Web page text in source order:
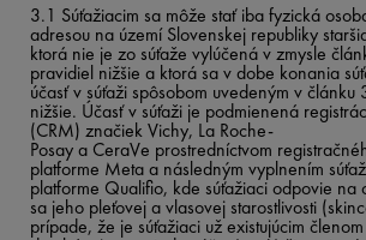
3.1 Súťažiacim sa môže stať iba fyzická
adresou na území Slovenskej republiky
ktorá nie je zo súťaže vylúčená v zmysle
pravidiel nižšie a ktorá sa v dobe konania
účasť v súťaži spôsobom uvedeným v
nižšie. Účasť v súťaži je podmienená
(CRM) značiek Vichy, La Roche-
Posay a CeraVe prostredníctvom
platforme Meta a následným vyplnením
platforme Qualifio, kde súťažiaci odpovie na
sa jeho pleťovej a vlasovej starostlivosti
prípade, že je súťažiaci už existujúcim